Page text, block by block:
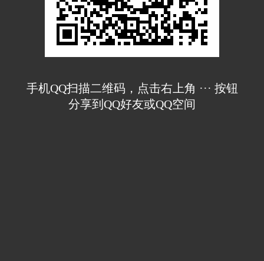
手机QQ扫描二维码，点击右上角 ··· 按钮
分享到QQ好友或QQ空间